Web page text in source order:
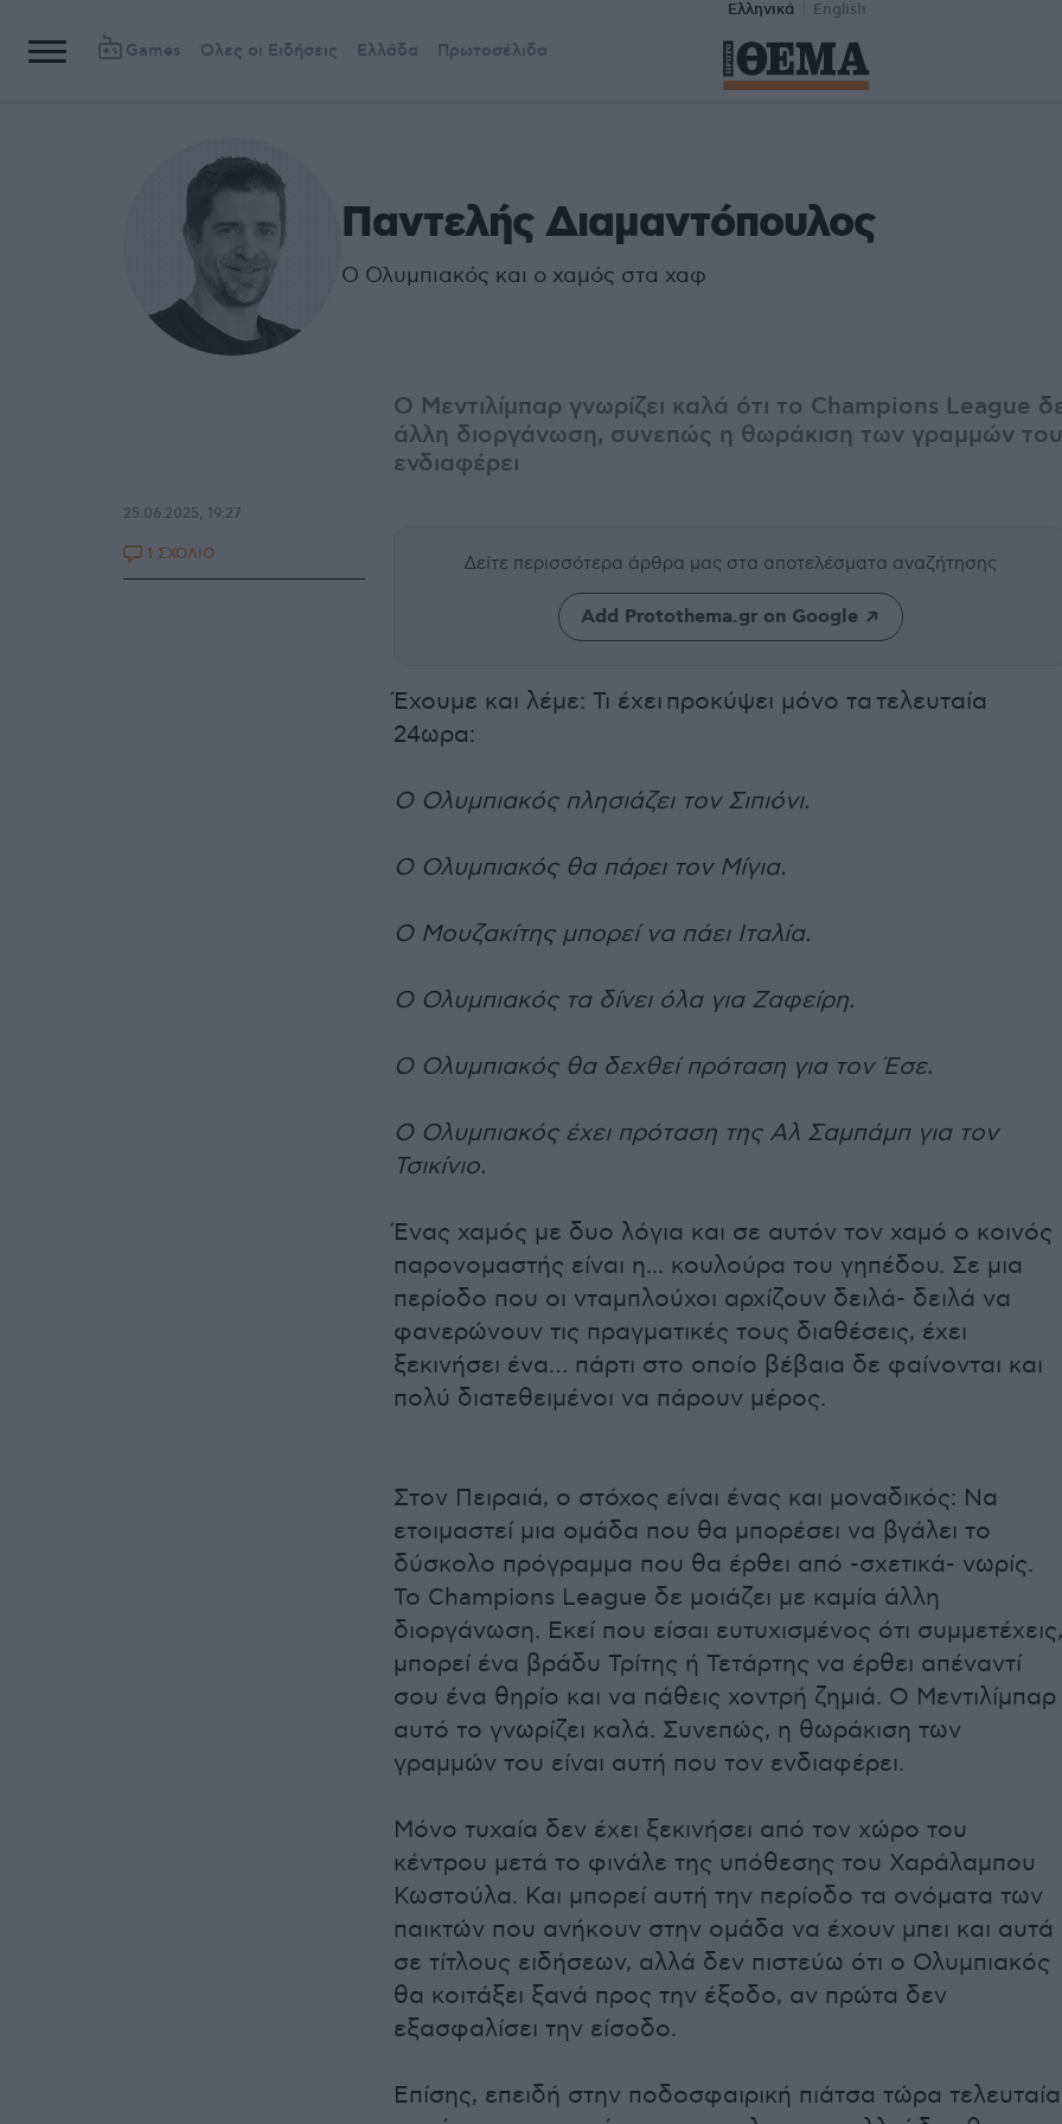
Ελληνικά English
Games Όλες οι Ειδήσεις Ελλάδα Πρωτοσέλιδα
Παντελής Διαμαντόπουλος
Ο Ολυμπιακός και ο χαμός στα χαφ
Ο Μεντιλίμπαρ γνωρίζει καλά ότι το Champions League
άλλη διοργάνωση, συνεπώς η θωράκιση των γραμμών του
ενδιαφέρει
Δείτε περισσότερα άρθρα μας στα αποτελέσματα αναζήτησης
Add Protothema.gr on Google
Έχουμε και λέμε: Τι έχει προκύψει μόνο τα τελευταία
24ωρα:
Ο Ολυμπιακός πλησιάζει τον Σιπιόνι.
Ο Ολυμπιακός θα πάρει τον Μίγια.
Ο Μουζακίτης μπορεί να πάει Ιταλία.
Ο Ολυμπιακός τα δίνει όλα για Ζαφείρη.
Ο Ολυμπιακός θα δεχθεί πρόταση για τον Έσε.
Ο Ολυμπιακός έχει πρόταση της Αλ Σαμπάμπ για τον
Τσικίνιο.
Ένας χαμός με δυο λόγια και σε αυτόν τον χαμό ο κοινός
παρονομαστής είναι η... κουλούρα του γηπέδου. Σε μια
περίοδο που οι νταμπλούχοι αρχίζουν δειλά- δειλά να
φανερώνουν τις πραγματικές τους διαθέσεις, έχει
ξεκινήσει ένα… πάρτι στο οποίο βέβαια δε φαίνονται και
πολύ διατεθειμένοι να πάρουν μέρος.
Στον Πειραιά, ο στόχος είναι ένας και μοναδικός: Να
ετοιμαστεί μια ομάδα που θα μπορέσει να βγάλει το
δύσκολο πρόγραμμα που θα έρθει από -σχετικά- νωρίς.
Το Champions League δε μοιάζει με καμία άλλη
διοργάνωση. Εκεί που είσαι ευτυχισμένος ότι συμμετέχεις,
μπορεί ένα βράδυ Τρίτης ή Τετάρτης να έρθει απέναντί
σου ένα θηρίο και να πάθεις χοντρή ζημιά. Ο Μεντιλίμπαρ
αυτό το γνωρίζει καλά. Συνεπώς, η θωράκιση των
γραμμών του είναι αυτή που τον ενδιαφέρει.
Μόνο τυχαία δεν έχει ξεκινήσει από τον χώρο του
κέντρου μετά το φινάλε της υπόθεσης του Χαράλαμπου
Κωστούλα. Και μπορεί αυτή την περίοδο τα ονόματα των
παικτών που ανήκουν στην ομάδα να έχουν μπει και αυτά
σε τίτλους ειδήσεων, αλλά δεν πιστεύω ότι ο Ολυμπιακός
θα κοιτάξει ξανά προς την έξοδο, αν πρώτα δεν
εξασφαλίσει την είσοδο.
Επίσης, επειδή στην ποδοσφαιρική πιάτσα τώρα τελευταία
25.06.2025, 19:27
1 ΣΧΟΛΙΟ